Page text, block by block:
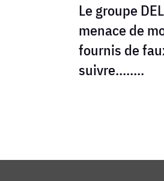
Le groupe
menace de
fournis de
suivre……..